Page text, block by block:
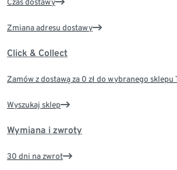
Zmiana adresu dostawy
Click & Collect
Zamów z dostawą za 0 zł do wybranego sklepu
Wyszukaj sklep
Wymiana i zwroty
30 dni na zwrot